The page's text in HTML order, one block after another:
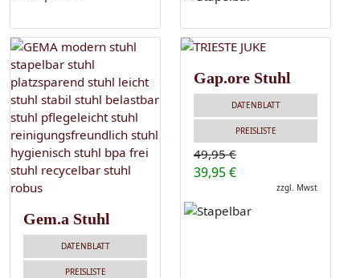
Gem.a Stuhl
DATENBLATT
PREISLISTE
Gap.ore Stuhl
DATENBLATT
PREISLISTE
49,95 €
39,95 €
zzgl. Mwst